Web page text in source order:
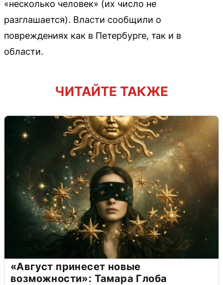
«несколько человек» (их число не
разглашается). Власти сообщили о
повреждениях как в Петербурге, так и в
области.
ЧИТАЙТЕ ТАКЖЕ
«Август принесет новые
возможности»: Тамара Глоба